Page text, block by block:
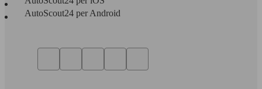
AutoScout24 per Android